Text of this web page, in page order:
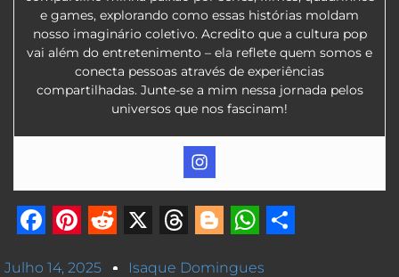
e games, explorando como essas histórias moldam
nosso imaginário coletivo. Acredito que a cultura pop
vai além do entretenimento – ela reflete quem somos e
conecta pessoas através de experiências
compartilhadas. Junte-se a mim nessa jornada pelos
universos que nos fascinam!
Julho 14, 2025 Isaque Domingues